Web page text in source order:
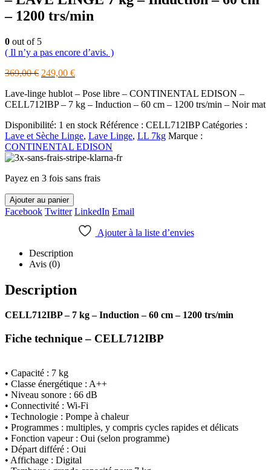
– 1200 trs/min
0 out of 5
( Il n’y a pas encore d’avis. )
369,00€ Le
initial
était :
249,00 €Le
actuel
est :
Lave-linge hublot – Pose libre – CONTINENTAL EDISON –
CELL712IBP – 7 kg – Induction – 60 cm – 1200 trs/min – Noir mat
Disponibilité: 1 en stock Référence : CELL712IBP Catégories :
Lave et Sèche Linge, Lave Linge, LL 7kg Marque :
CONTINENTAL EDISON
Payez en 3 fois sans frais
Ajouter au panier
Facebook Twitter LinkedIn Email
Ajouter à la liste d’envies
Description
Avis (0)
Description
CELL712IBP – 7 kg – Induction – 60 cm – 1200 trs/min
Fiche technique – CELL712IBP
• Capacité : 7 kg
• Classe énergétique : A++
• Niveau sonore : 66 dB
• Connectivité : Wi-Fi
• Technologie : Pompe à chaleur
• Programmes : multiples, y compris cycles rapides et délicats
• Fonction vapeur : Oui (selon programme)
• Départ différé : Oui
• Affichage : Digital